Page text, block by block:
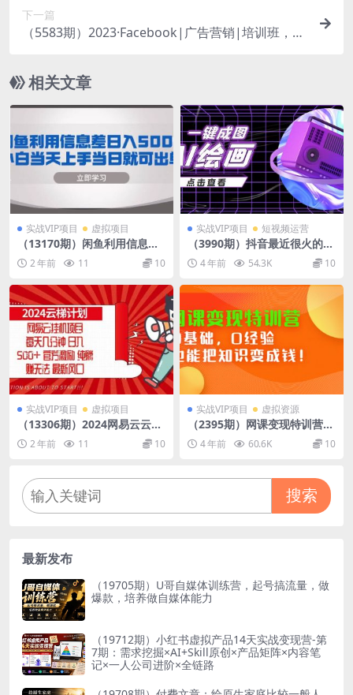
下一篇
（5583期）2023·Facebook|广告营销|培训班，挖
相关文章
实战VIP项目 虚拟项目
（13170期）闲鱼利用信息差
日入500+ 小白当天上手 当日
就可出单
2 年前 11 10
实战VIP项目 短视频运营
（3990期）抖音最近很火的变
现玩法，AI绘画一键成图，日
赚几百几千元！
4 年前 54.3K 10
实战VIP项目 虚拟项目
（13306期）2024网易云云梯
计划，每天几分钟，纯躺赚玩
法，月入1万+可矩阵，可批量
2 年前 11 10
实战VIP项目 虚拟资源
（2395期）网课变现特训营：
0基础，0经验也能把知识变成
钱！4 年前 60.6K 10
搜索
最新发布
（19705期）U哥自媒体训练营，起号搞流量，做
爆款，培养做自媒体能力
（19712期）小红书虚拟产品14天实战变现营-第
7期：需求挖掘×AI+Skill原创×产品矩阵×内容笔
记×一人公司进阶×全链路